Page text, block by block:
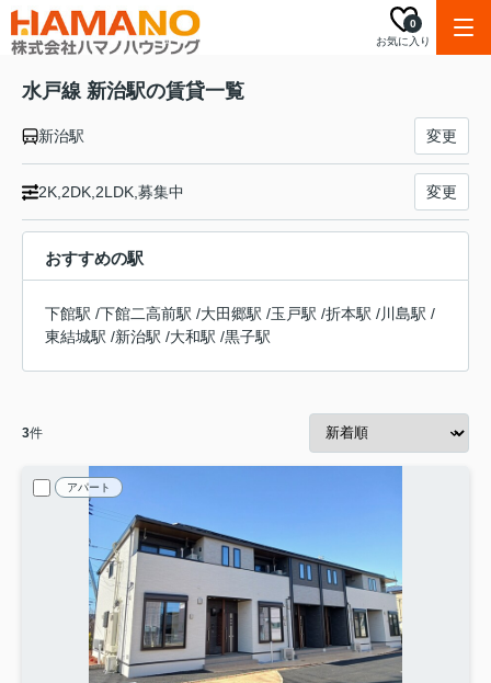
お気に入り
0
水戸線 新治駅の賃貸一覧
新治駅 変更
2K,2DK,2LDK,募集中 変更
おすすめの駅
下館駅 /下館二高前駅 /大田郷駅 /玉戸駅 /折本駅 /川島駅 /
東結城駅 /新治駅 /大和駅 /黒子駅
3件
アパート